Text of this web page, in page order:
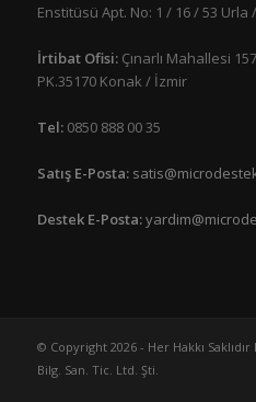
Enstitüsü Apt. No: 1 / 16 / 53 Urla
İrtibat Ofisi: Çınarlı Mahallesi
PK.35170 Konak / İzmir
Tel:0850 888 00 35
Satış E-Posta:
Destek E-Posta:
© Copyright 2026 - Her Hakkı
Bilg. San. Tic. Ltd. Şti.